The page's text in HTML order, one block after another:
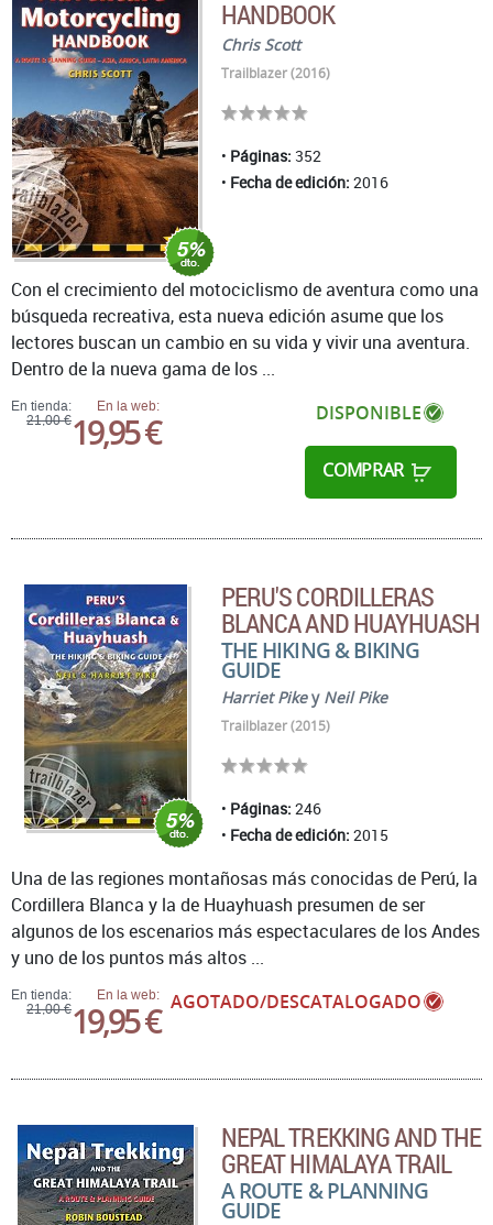
HANDBOOK
Chris Scott
Trailblazer (2016)
Páginas: 352
Fecha de edición: 2016
En tienda:
21,00 €
En la web:
19,95 € DISPONIBLE
COMPRAR
Con el crecimiento del motociclismo de aventura como una
búsqueda recreativa, esta nueva edición asume que los
lectores buscan un cambio en su vida y vivir una aventura.
Dentro de la nueva gama de los ...
PERU'S CORDILLERAS
BLANCA AND HUAYHUASH
THE HIKING & BIKING
GUIDE
Harriet Pikey Neil Pike
Trailblazer (2015)
Páginas: 246
Fecha de edición: 2015
En tienda:
21,00 €
En la web:
19,95 € AGOTADO/DESCATALOGADO
Una de las regiones montañosas más conocidas de Perú, la
Cordillera Blanca y la de Huayhuash presumen de ser
algunos de los escenarios más espectaculares de los Andes
y uno de los puntos más altos ...
NEPAL TREKKING AND THE
GREAT HIMALAYA TRAIL
A ROUTE & PLANNING
GUIDE